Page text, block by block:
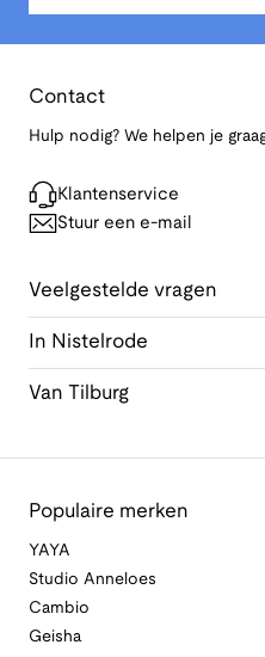
Contact
Hulp nodig? We helpen je
Klantenservice
Stuur een e-mail
Veelgestelde vragen
In Nistelrode
Van Tilburg
Populaire merken
YAYA
Studio Anneloes
Cambio
Geisha